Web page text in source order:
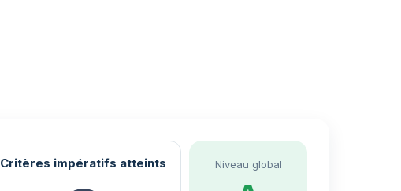
Niveau global
Critères impératifs atteints